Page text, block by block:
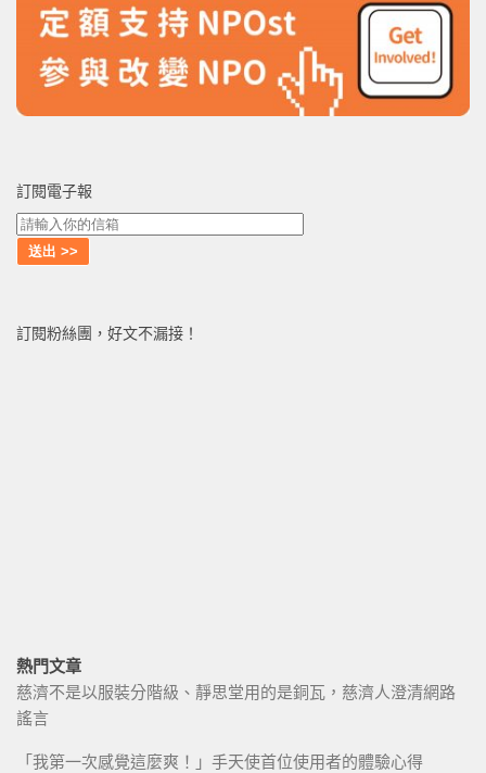
訂閱電子報
訂閱粉絲團，好文不漏接！
熱門文章
慈濟不是以服裝分階級、靜思堂用的是銅瓦，慈濟人澄清網路
謠言
「我第一次感覺這麼爽！」手天使首位使用者的體驗心得